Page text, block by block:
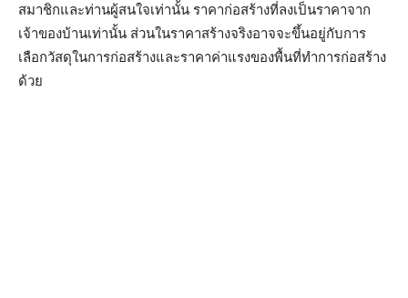
สมาชิกและท่านผู้สนใจเท่านั้น ราคาก่อสร้างที่ลงเป็นราคาจาก
เจ้าของบ้านเท่านั้น ส่วนในราคาสร้างจริงอาจจะขึ้นอยู่กับการ
เลือกวัสดุในการก่อสร้างและราคาค่าแรงของพื้นที่ทำการก่อสร้าง
ด้วย